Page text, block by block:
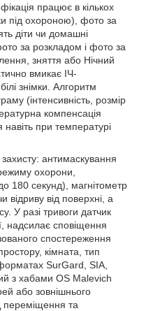
працює в кількох
під охороною), фото за
діти чи домашні
за розкладом і фото за
зняття або Нічний
вмикає ІЧ-
знімки. Алгоритм
(інтенсивність, розмір
компенсація
при температурі
антимаскування
охорони,
180 секунд), магнітометр
відриву від поверхні, а
У разі тривоги датчик
надсилає сповіщення
спостереження
кімната, тип
SurGard, SIA,
з хабами OS Malevich
або зовнішнього
переміщення та